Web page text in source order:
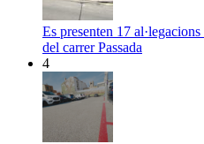
Es presenten 17
del carrer Passada
4